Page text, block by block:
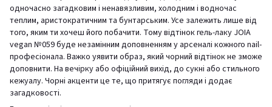
одночасно загадковим і ненавязливим, холодним і водночас
теплим, аристократичним та бунтарським. Усе залежить лише від
того, яким ти хочеш його побачити. Тому відтінок гель-лаку JOIA
vegan №059 буде незамінним доповненням у арсеналі кожного nail-
професіонала. Важко уявити образ, який чорний відтінок не зможе
доповнити. На вечірку або офіційний вихід, до сукні або стильного
кежуалу. Чорні акценти це те, що притягує погляди і додає
загадковості.